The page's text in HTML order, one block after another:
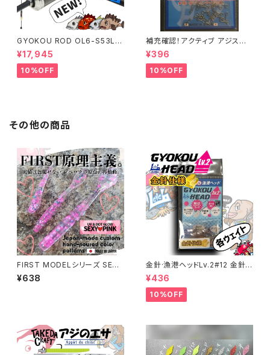
GYOKOU ROD OL6-S53L
【おり釣具×レベロク】漁港ロッ
ド
¥17,945
10%OFF
補充確認！アクティブ アジスナッ
プ (22個入り) 各サイズ
¥396
10%OFF
その他の商品
FIRST MODELシリーズ SEXY
¥638
金針·漁港ヘッドLv.2#12 金針
仕様 各サイズ
¥436
10%OFF